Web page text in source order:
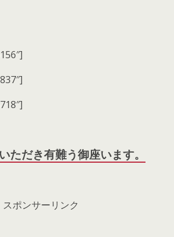
ただき有難う御座います。
スポンサーリンク